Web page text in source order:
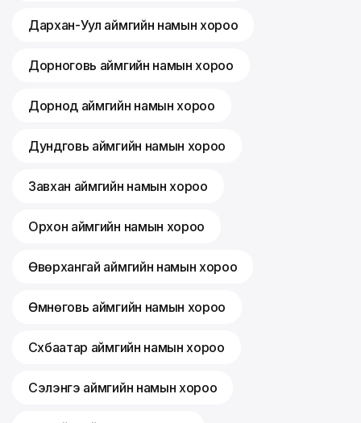
Дархан-Уул аймгийн намын хороо
Дорноговь аймгийн намын хороо
Дорнод аймгийн намын хороо
Дундговь аймгийн намын хороо
Завхан аймгийн намын хороо
Орхон аймгийн намын хороо
Өвөрхангай аймгийн намын хороо
Өмнөговь аймгийн намын хороо
Сүхбаатар аймгийн намын хороо
Сэлэнгэ аймгийн намын хороо